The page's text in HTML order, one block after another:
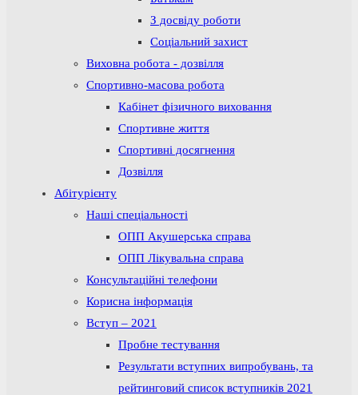
З досвіду роботи
Соціальний захист
Виховна робота - дозвілля
Спортивно-масова робота
Кабінет фізичного виховання
Спортивне життя
Спортивні досягнення
Дозвілля
Абітурієнту
Наші спеціальності
ОПП Акушерська справа
ОПП Лікувальна справа
Консультаційні телефони
Корисна інформація
Вступ – 2021
Пробне тестування
Результати вступних випробувань, та
рейтинговий список вступників 2021